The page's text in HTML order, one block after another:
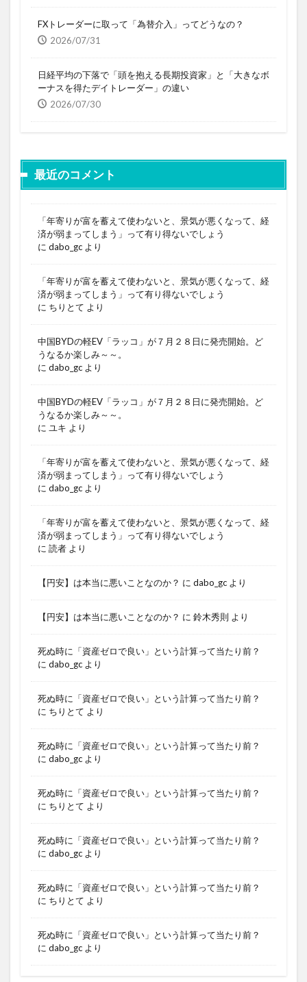
FXトレーダーに取って「為替介入」ってどうなの？
2026/07/31
日経平均の下落で「頭を抱える長期投資家」と「大きなボ
ーナスを得たデイトレーダー」の違い
2026/07/30
最近のコメント
「年寄りが富を蓄えて使わないと、景気が悪くなって、経
済が弱まってしまう」って有り得ないでしょう
に dabo_gc より
「年寄りが富を蓄えて使わないと、景気が悪くなって、経
済が弱まってしまう」って有り得ないでしょう
に ちりとて より
中国BYDの軽EV「ラッコ」が７月２８日に発売開始。ど
うなるか楽しみ～～。
に dabo_gc より
中国BYDの軽EV「ラッコ」が７月２８日に発売開始。ど
うなるか楽しみ～～。
に ユキ より
「年寄りが富を蓄えて使わないと、景気が悪くなって、経
済が弱まってしまう」って有り得ないでしょう
に dabo_gc より
「年寄りが富を蓄えて使わないと、景気が悪くなって、経
済が弱まってしまう」って有り得ないでしょう
に 読者 より
【円安】は本当に悪いことなのか？ に dabo_gc より
【円安】は本当に悪いことなのか？ に 鈴木秀則 より
死ぬ時に「資産ゼロで良い」という計算って当たり前？
に dabo_gc より
死ぬ時に「資産ゼロで良い」という計算って当たり前？
に ちりとて より
死ぬ時に「資産ゼロで良い」という計算って当たり前？
に dabo_gc より
死ぬ時に「資産ゼロで良い」という計算って当たり前？
に ちりとて より
死ぬ時に「資産ゼロで良い」という計算って当たり前？
に dabo_gc より
死ぬ時に「資産ゼロで良い」という計算って当たり前？
に ちりとて より
死ぬ時に「資産ゼロで良い」という計算って当たり前？
に dabo_gc より